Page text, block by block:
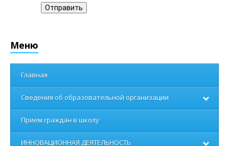
Отправить
Меню
Главная
Сведения об образовательной организации
Прием граждан в школу
ИННОВАЦИОННАЯ ДЕЯТЕЛЬНОСТЬ